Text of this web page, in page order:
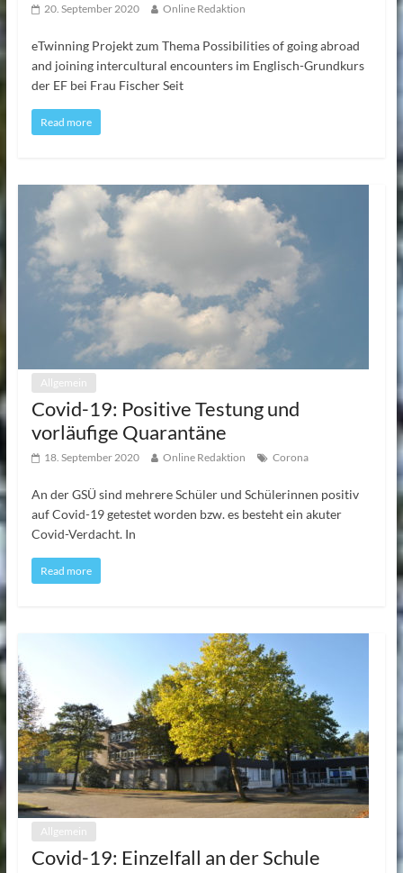
20. September 2020 Online Redaktion
eTwinning Projekt zum Thema Possibilities of going abroad
and joining intercultural encounters im Englisch-Grundkurs
der EF bei Frau Fischer Seit
Read more
Allgemein
Covid-19: Positive Testung und
vorläufige Quarantäne
18. September 2020 Online Redaktion Corona
An der GSÜ sind mehrere Schüler und Schülerinnen positiv
auf Covid-19 getestet worden bzw. es besteht ein akuter
Covid-Verdacht. In
Read more
Allgemein
Covid-19: Einzelfall an der Schule